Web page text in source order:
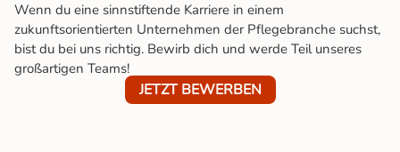
Wenn du eine sinnstiftende Karriere in einem
zukunftsorientierten Unternehmen der Pflegebranche suchst,
bist du bei uns richtig. Bewirb dich und werde Teil unseres
großartigen Teams!
JETZT BEWERBEN